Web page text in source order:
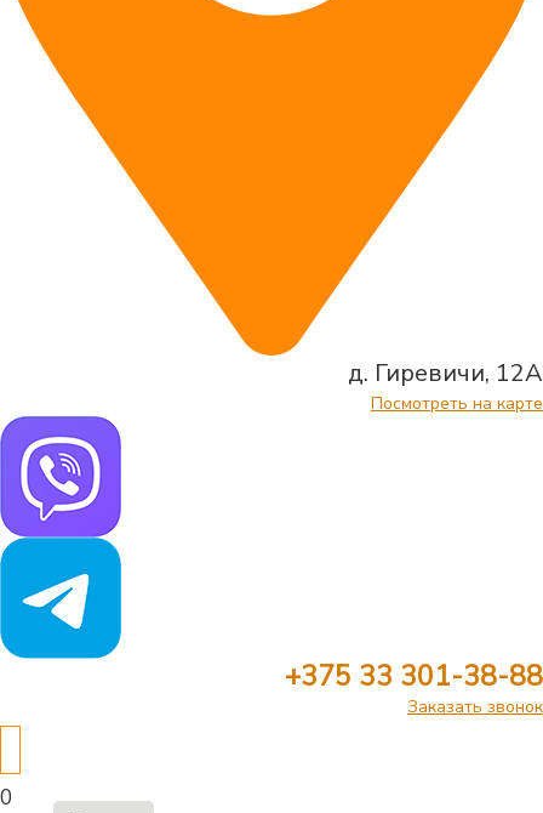
д. Гиревичи, 12А
Посмотреть на карте
+375 33 301-38-88
Заказать звонок
0